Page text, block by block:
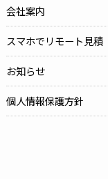
会社案内
スマホでリモート見積
お知らせ
個人情報保護方針